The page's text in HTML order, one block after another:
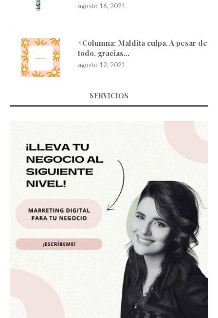
agosto 16, 2021
#Columna: Maldita culpa. A pesar de
todo, gracias…
agosto 12, 2021
SERVICIOS